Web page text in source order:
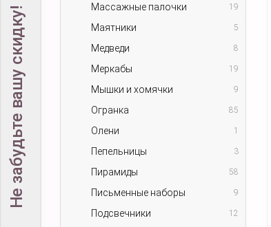
Массажные палочки 19
Маятники 5
Медведи 8
Меркабы 19
Мышки и хомячки 9
Огранка 85
Олени 1
Пепельницы 3
Пирамиды 58
Письменные наборы 9
Подсвечники 12
Не забудьте вашу скидку!